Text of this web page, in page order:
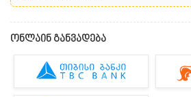
ონლაინ განვადება